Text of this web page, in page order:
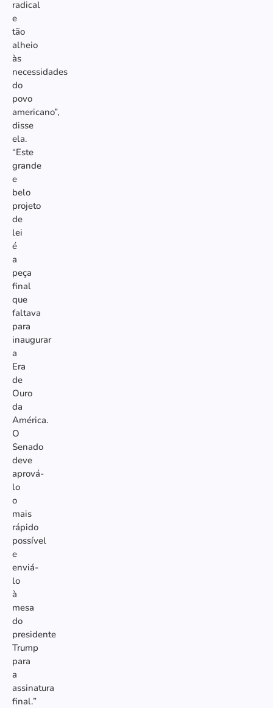
radical
e
tão
alheio
às
necessidades
do
povo
americano”,
disse
ela.
“Este
grande
e
belo
projeto
de
lei
é
a
peça
final
que
faltava
para
inaugurar
a
Era
de
Ouro
da
América.
O
Senado
deve
aprová-
lo
o
mais
rápido
possível
e
enviá-
lo
à
mesa
do
presidente
Trump
para
a
assinatura
final.”